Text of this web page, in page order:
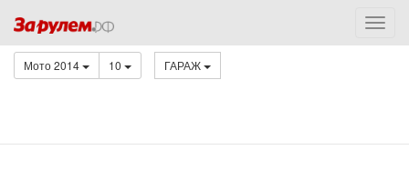
Мото 2014 10 ГАРАЖ